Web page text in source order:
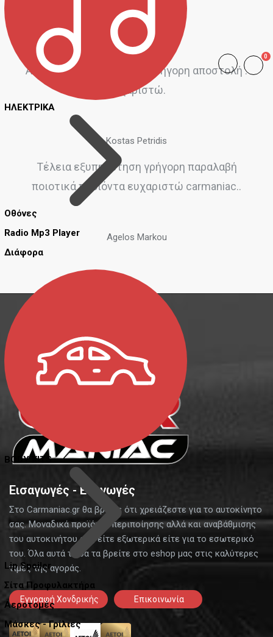
ΗΛΕΚΤΡΙΚΑ
Οθόνες
Radio Mp3 Player
Διάφορα
BODY KITS
Lip Spoiler
Σίτα Προφυλακτήρα
Αεροτομές
Μάσκες - Γρίλιες
0
Telis Hess
Άψογη εξυπηρέτηση και γρήγορη αποστολή .
Ευχαριστώ.
Kostas Petridis
Τέλεια εξυπηρέτηση γρήγορη παραλαβή
ποιοτικά προϊόντα ευχαριστώ carmaniac..
Agelos Markou
Εισαγωγές - Εξαγωγές
Στο Carmaniac.gr θα βρείτε ότι χρειάζεστε για το αυτοκίνητο
σας. Μοναδικά προϊόντα περιποίησης αλλά και αναβάθμισης
του αυτοκινήτου σας είτε εξωτερικά είτε για το εσωτερικό
του. Όλα αυτά τα θα τα βρείτε στο eshop μας στις καλύτερες
τιμές της αγοράς.
Εγγραφή Χονδρικής Επικοινωνία